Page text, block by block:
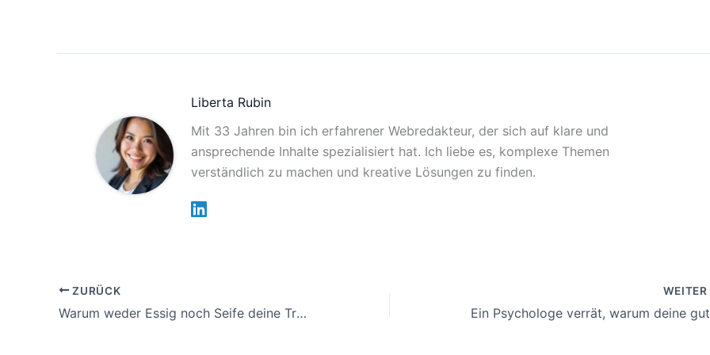
Liberta Rubin
Mit 33 Jahren bin ich erfahrener Webredakteur, der sich auf klare und
ansprechende Inhalte spezialisiert hat. Ich liebe es, komplexe Themen
verständlich zu machen und kreative Lösungen zu finden.
ZURÜCK
Warum weder Essig noch Seife deine Treppe richtig sauber bekommt
WEITER